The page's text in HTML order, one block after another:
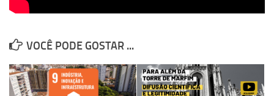
VOCÊ PODE GOSTAR ...